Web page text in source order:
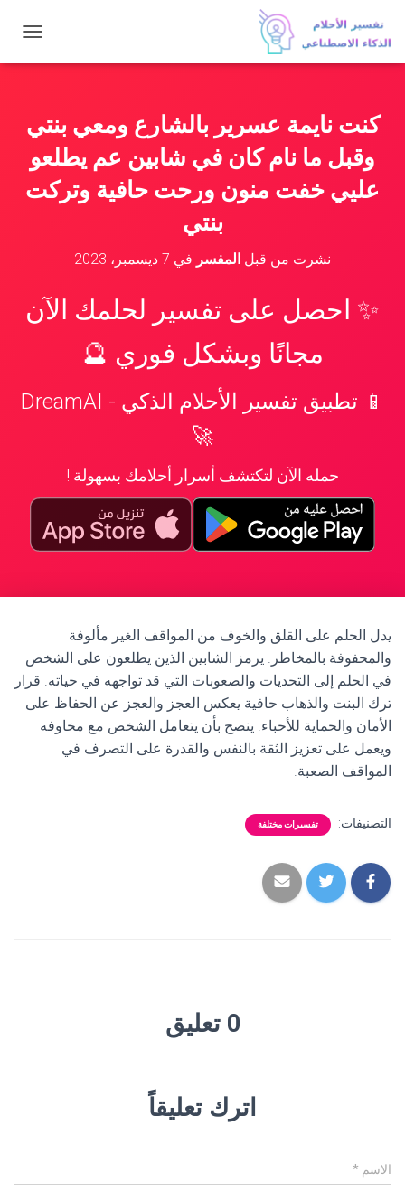
ب
ا
ت
ق
كنت نايمة عسرير بالشارع ومعي بنتي
وقبل ما نام كان في شابين عم يطلعو
عليي خفت منون ورحت حافية وتركت
بنتي
نشرت من قبل المفسر في 7 ديسمبر، 2023
✨ احصل على تفسير لحلمك الآن
مجانًا وبشكل فوري 🔮
📱 تطبيق تفسير الأحلام الذكي - DreamAI
🚀
حمله الآن لتكتشف أسرار أحلامك بسهولة !
يدل الحلم على القلق والخوف من المواقف الغير مألوفة
والمحفوفة بالمخاطر. يرمز الشابين الذين يطلعون على الشخص
في الحلم إلى التحديات والصعوبات التي قد تواجهه في حياته. قرار
ترك البنت والذهاب حافية يعكس العجز والعجز عن الحفاظ على
الأمان والحماية للأحباء. ينصح بأن يتعامل الشخص مع مخاوفه
ويعمل على تعزيز الثقة بالنفس والقدرة على التصرف في
المواقف الصعبة.
التصنيفات: تفسيرات مختلفة
0 تعليق
اترك تعليقاً
الاسم *